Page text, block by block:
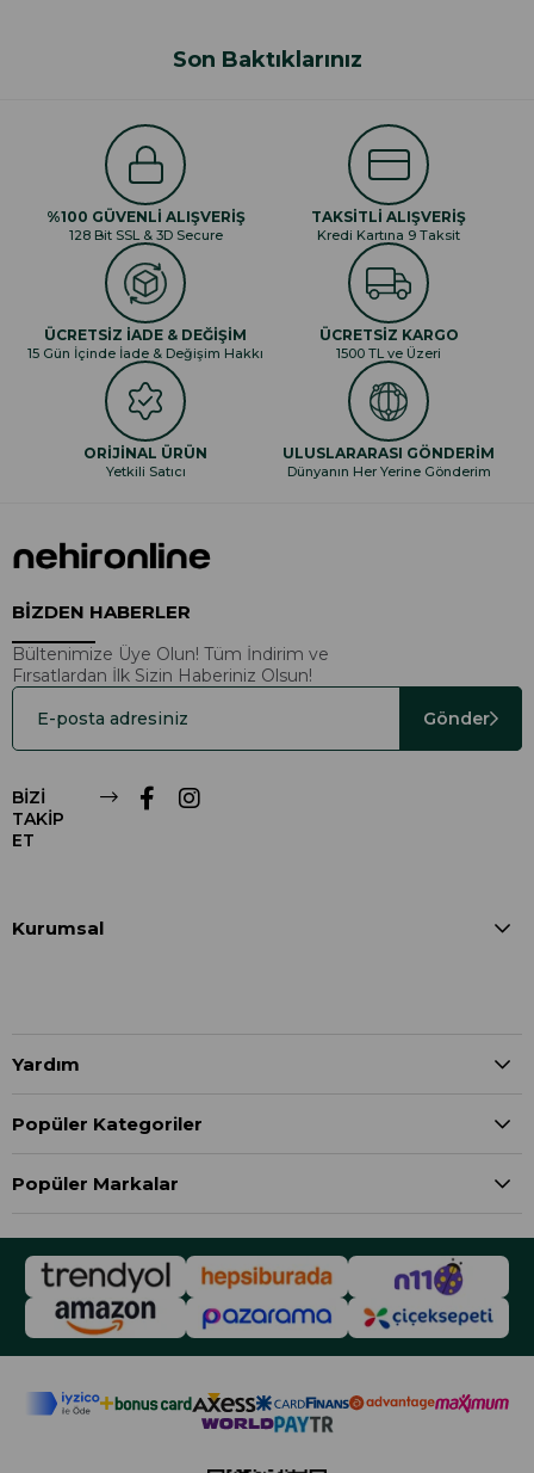
Son Baktıklarınız
%100 GÜVENLİ ALIŞVERİŞ
128 Bit SSL & 3D Secure
TAKSİTLİ ALIŞVERİŞ
Kredi Kartına 9 Taksit
ÜCRETSİZ İADE & DEĞİŞİM
15 Gün İçinde İade & Değişim Hakkı
ÜCRETSİZ KARGO
1500 TL ve Üzeri
ORİJİNAL ÜRÜN
Yetkili Satıcı
ULUSLARARASI GÖNDERİM
Dünyanın Her Yerine Gönderim
BİZDEN HABERLER
Bültenimize Üye Olun! Tüm İndirim ve
Fırsatlardan İlk Sizin Haberiniz Olsun!
Gönder
BİZİ
TAKİP
ET
Kurumsal
Yardım
Popüler Kategoriler
Popüler Markalar